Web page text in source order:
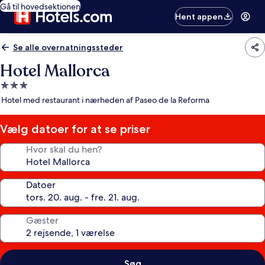
Gå til hovedsektionen
Hent appen
Se alle overnatningssteder
Hotel Mallorca
3.0-
stjernet
Hotel med restaurant i nærheden af Paseo de la Reforma
Vælg datoer for at se priser
Hvor skal du hen?
Datoer
Gæster